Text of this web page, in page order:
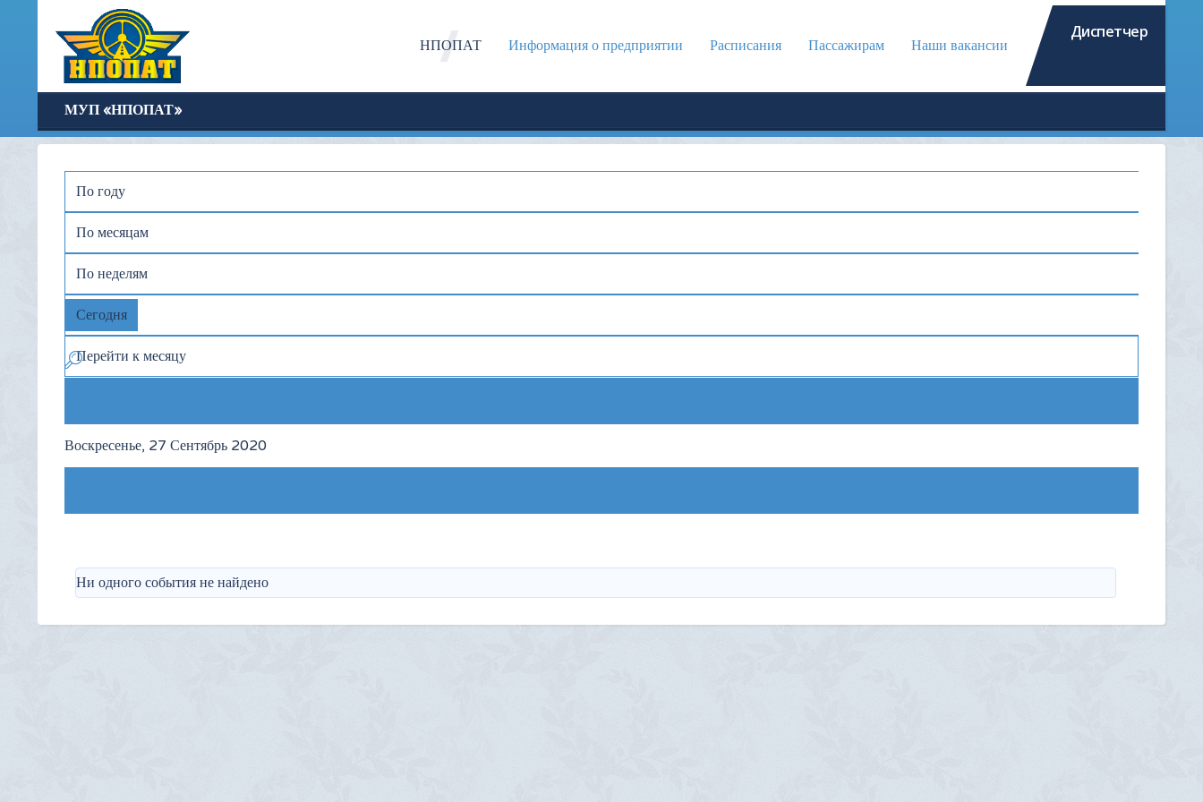
НПОПАТ Информация о предприятии Расписания Пассажирам Наши вакансии
Диспетчер
МУП «НПОПАТ»
По году
По месяцам
По неделям
Сегодня
Перейти к месяцу
Воскресенье, 27 Сентябрь 2020
Ни одного события не найдено